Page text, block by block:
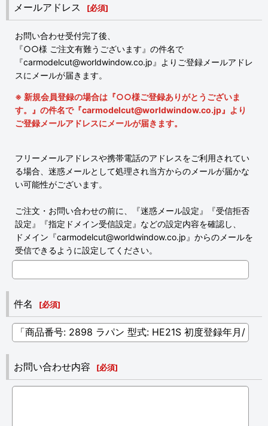
メールアドレス [必須]
お問い合わせ受付完了後、
『○○様 ご注文有難うございます』の件名で
『carmodelcut@worldwindow.co.jp』よりご登録メールアドレ
スにメールが届きます。
※ 新規会員登録の場合は『○○様ご登録ありがとうございま
す。』の件名で『carmodelcut@worldwindow.co.jp』より
ご登録メールアドレスにメールが届きます。
フリーメールアドレスや携帯電話のアドレスをご利用されてい
る場合、迷惑メールとして処理され当方からのメールが届かな
い可能性がございます。
ご注文・お問い合わせの前に、『迷惑メール設定』『受信拒否
設定』『指定ドメイン受信設定』などの設定内容を確認し、
ドメイン『carmodelcut@worldwindow.co.jp』からのメールを
受信できるように設定してください。
件名 [必須]
お問い合わせ内容 [必須]